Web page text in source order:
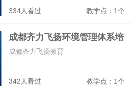
334人看过 教学点：1个
成都齐力飞扬环境管理体系培
训班
342人看过 教学点：1个
成都齐力飞扬教育